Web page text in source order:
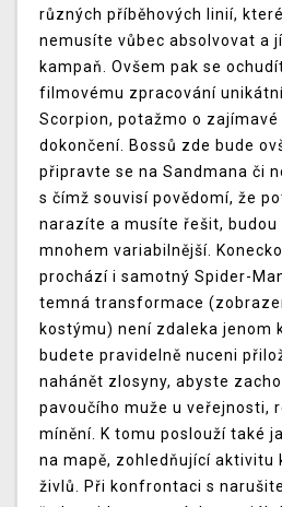
různých příběhových linií,
nemusíte vůbec absolvovat a
kampaň. Ovšem pak se
filmovému zpracování
Scorpion, potažmo o zajímavé
dokončení. Bossů zde bude
připravte se na Sandmana či
s čímž souvisí povědomí, že
narazíte a musíte řešit,
mnohem variabilnější.
prochází i samotný Spider-
temná transformace
kostýmu) není zdaleka jenom
budete pravidelně nuceni
nahánět zlosyny, abyste
pavoučího muže u veřejnosti,
mínění. K tomu poslouží také
na mapě, zohledňující aktivitu
živlů. Při konfrontaci s